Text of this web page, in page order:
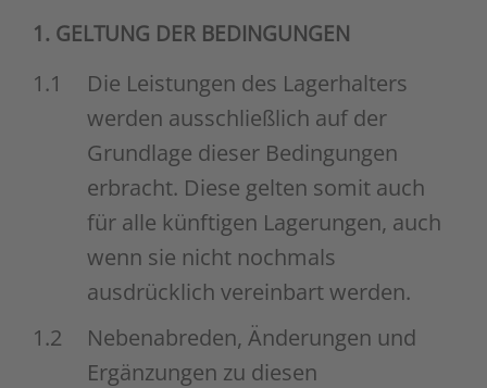
1. GELTUNG DER BEDINGUNGEN
1.1
Die Leistungen des Lagerhalters
werden ausschließlich auf der
Grundlage dieser Bedingungen
erbracht. Diese gelten somit auch
für alle künftigen Lagerungen, auch
wenn sie nicht nochmals
ausdrücklich vereinbart werden.
1.2
Nebenabreden, Änderungen und
Ergänzungen zu diesen